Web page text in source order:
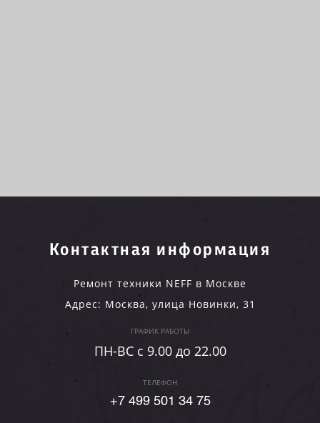
Контактная информация
Ремонт техники NEFF в Москве
Адрес: Москва, улица Новинки, 31
ГРАФИК РАБОТЫ
ПН-ВC c 9.00 до 22.00
ТЕЛЕФОН
+7 499 501 34 75